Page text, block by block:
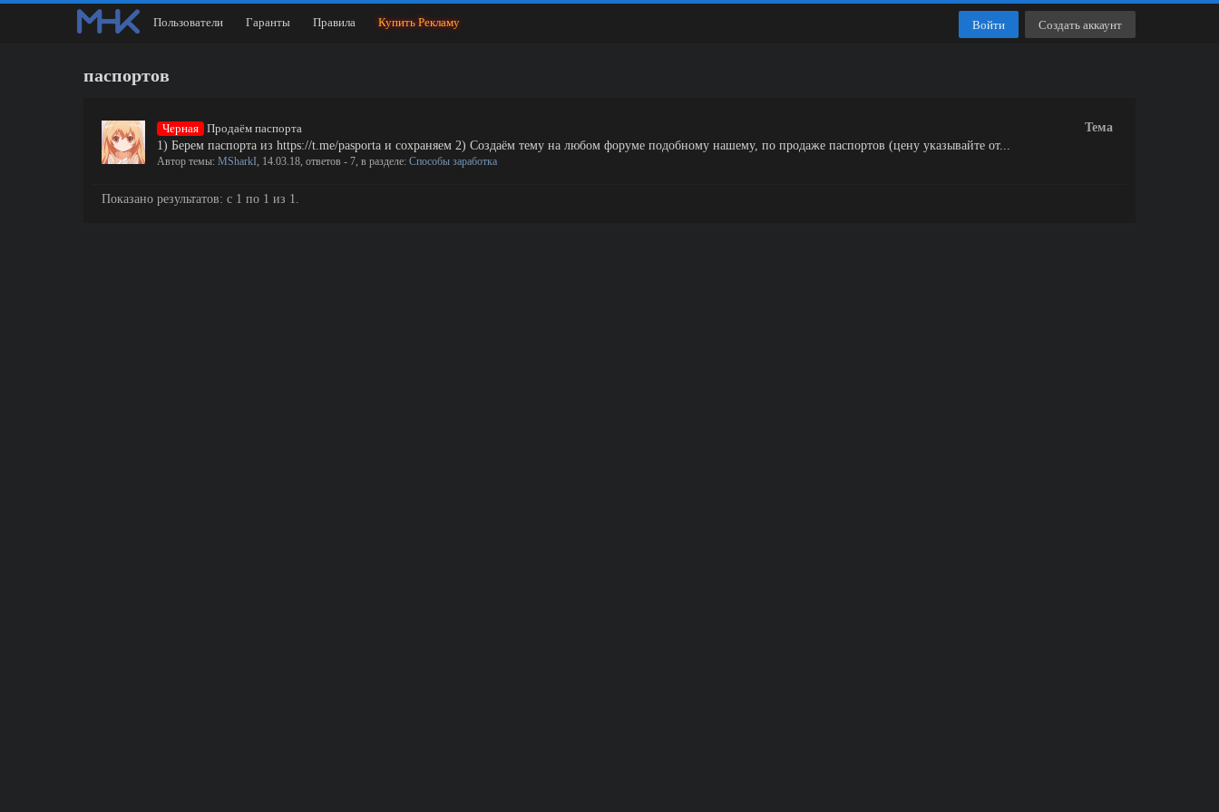
паспортов
Тема
Черная Продаём паспорта
1) Берем паспорта из https://t.me/pasporta и сохраняем 2) Создаём тему на любом форуме подобному нашему, по продаже паспортов (цену указывайте от...
Автор темы: MSharkI, 14.03.18, ответов - 7, в разделе: Способы заработка
Показано результатов: с 1 по 1 из 1.
Пользователи Гаранты Правила Купить Рекламу Войти Создать аккаунт